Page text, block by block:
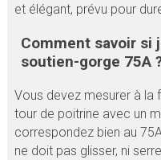
et élégant, prévu pour
Comment savoir si
soutien-gorge 75A
Vous devez mesurer à
tour de poitrine avec un
correspondez bien au
ne doit pas glisser, ni